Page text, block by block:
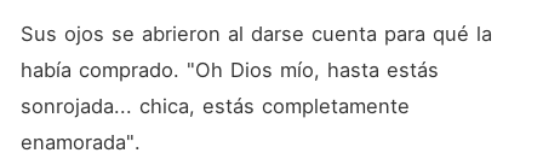
Sus ojos se abrieron al darse cuenta para qué la
había comprado. "Oh Dios mío, hasta estás
sonrojada... chica, estás completamente
enamorada".